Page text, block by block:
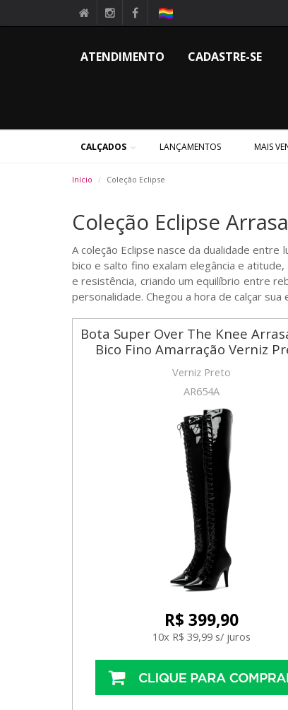
ATENDIMENTO CADASTRE-SE
CALÇADOS LANÇAMENTOS MAIS
Início Coleção Eclipse
Coleção Eclipse
A coleção Eclipse nasce da dualidade
bico e salto fino exalam elegância e
e resistência, criando um equilíbrio entre
personalidade. Chegou a hora de calçar sua
Bota Super Over The Knee
Bico Fino Amarração Verniz
Verniz Preto
AR654A
R$ 399,90
10x R$ 39,99 s/ juros